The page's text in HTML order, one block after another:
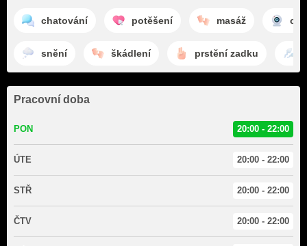
chatování potěšení masáž
snění škádlení prstění zadku
Pracovní doba
PON 20:00 - 22:00
ÚTE 20:00 - 22:00
STŘ 20:00 - 22:00
ČTV 20:00 - 22:00